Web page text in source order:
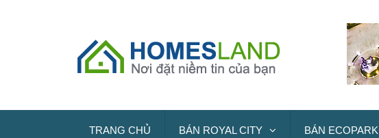
TRANG CHỦ BÁN ROYAL CITY BÁN ECOPARK